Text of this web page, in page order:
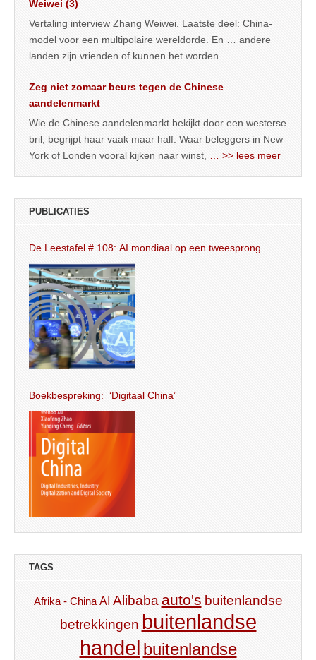
Weiwei (3)
Vertaling interview Zhang Weiwei. Laatste deel: China-
model voor een multipolaire wereldorde. En … andere
landen zijn vrienden of kunnen het worden.
Zeg niet zomaar beurs tegen de Chinese
aandelenmarkt
Wie de Chinese aandelenmarkt bekijkt door een westerse
bril, begrijpt haar vaak maar half. Waar beleggers in New
York of Londen vooral kijken naar winst, … >> lees meer
PUBLICATIES
De Leestafel # 108: AI mondiaal op een tweesprong
Boekbespreking: ‘Digitaal China’
TAGS
Afrika - China AI Alibaba auto's buitenlandse
betrekkingen buitenlandse
handel buitenlandse